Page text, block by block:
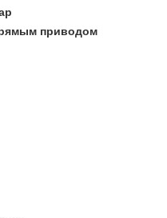
приводом